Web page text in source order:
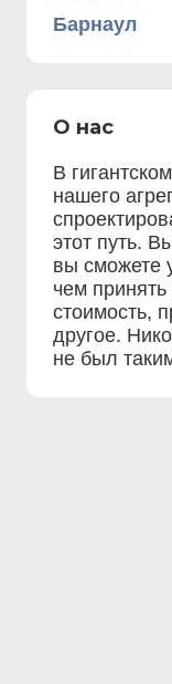
Барнаул
О нас
В
нашего
этот путь.
вы сможете
чем
стоимость,
другое.
не был